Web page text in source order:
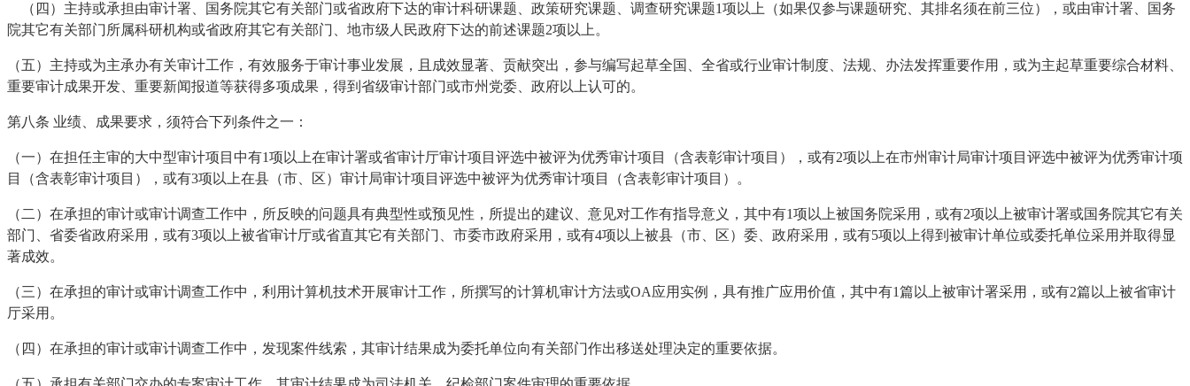
（四）主持或承担由审计署、国务院其它有关部门或省政府下达的审计科研课题、政策研究课题、调查研究课题1项以上（如果仅参与课题研究、其排名须在前三位），或由审计署、国务
院其它有关部门所属科研机构或省政府其它有关部门、地市级人民政府下达的前述课题2项以上。
（五）主持或为主承办有关审计工作，有效服务于审计事业发展，且成效显著、贡献突出，参与编写起草全国、全省或行业审计制度、法规、办法发挥重要作用，或为主起草重要综合材料、
重要审计成果开发、重要新闻报道等获得多项成果，得到省级审计部门或市州党委、政府以上认可的。
第八条 业绩、成果要求，须符合下列条件之一：
（一）在担任主审的大中型审计项目中有1项以上在审计署或省审计厅审计项目评选中被评为优秀审计项目（含表彰审计项目），或有2项以上在市州审计局审计项目评选中被评为优秀审计项
目（含表彰审计项目），或有3项以上在县（市、区）审计局审计项目评选中被评为优秀审计项目（含表彰审计项目）。
（二）在承担的审计或审计调查工作中，所反映的问题具有典型性或预见性，所提出的建议、意见对工作有指导意义，其中有1项以上被国务院采用，或有2项以上被审计署或国务院其它有关
部门、省委省政府采用，或有3项以上被省审计厅或省直其它有关部门、市委市政府采用，或有4项以上被县（市、区）委、政府采用，或有5项以上得到被审计单位或委托单位采用并取得显
著成效。
（三）在承担的审计或审计调查工作中，利用计算机技术开展审计工作，所撰写的计算机审计方法或OA应用实例，具有推广应用价值，其中有1篇以上被审计署采用，或有2篇以上被省审计
厅采用。
（四）在承担的审计或审计调查工作中，发现案件线索，其审计结果成为委托单位向有关部门作出移送处理决定的重要依据。